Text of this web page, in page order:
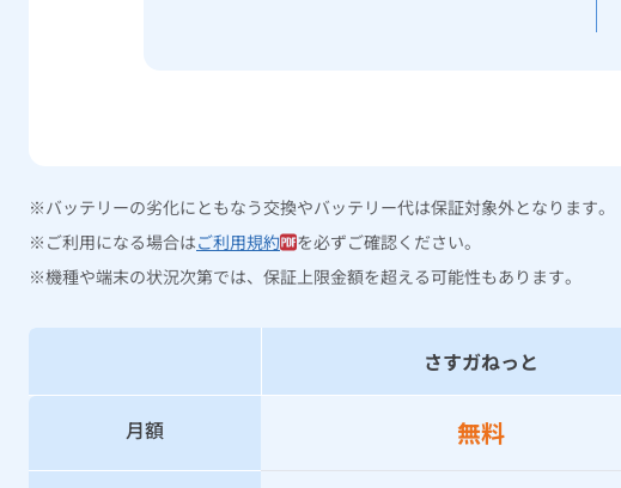
バッテリーの劣化にともなう交換やバッテリー代は保証対象外となります。
ご利用になる場合はご利用規約
を必ずご確認ください。
機種や端末の状況次第では、保証上限金額を超える可能性もあります。
さすガねっと
月額 無料